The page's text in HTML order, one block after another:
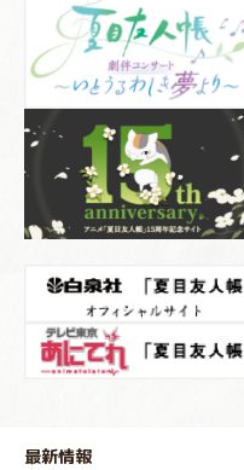
最新情報